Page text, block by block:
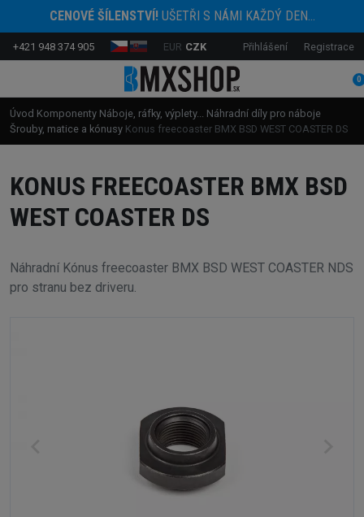
CENOVÉ ŠÍLENSTVÍ!UŠETŘI S NÁMI KAŽDÝ DEN...
+421 948 374 905 EUR CZK Přihlášení Registrace
0
Úvod Komponenty Náboje, ráfky, výplety...
Náhradní díly pro náboje
Šrouby, matice a kónusy Konus freecoaster BMX BSD WEST COASTER DS
KONUS FREECOASTER BMX BSD
WEST COASTER DS
Náhradní Kónus freecoaster BMX BSD WEST COASTER NDS
pro stranu bez driveru.